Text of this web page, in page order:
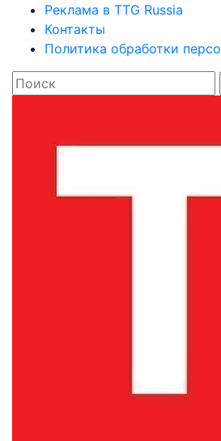
Реклама в TTG Russia
Контакты
Политика обработки